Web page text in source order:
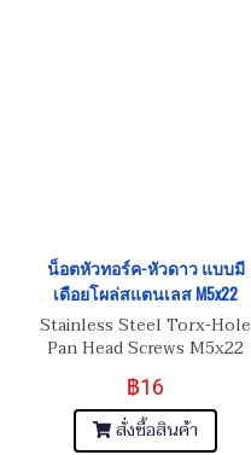
น็อตหัวทอร์ค-หัวดาว แบบมี
เดือยโผล่สแตนเลส M5x22
Stainless Steel Torx-Hole
Pan Head Screws M5x22
฿16
สั่งซื้อสินค้า